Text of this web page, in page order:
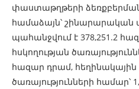
փաստաթղթերի
համաձայն՝
պահանջվում է 378,251.2
հսկողության
հազար դրամ, հեղինակային
ծառայությունների համար՝